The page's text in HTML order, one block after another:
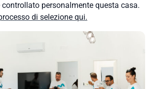
personalmente questa casa.
di selezione qui.